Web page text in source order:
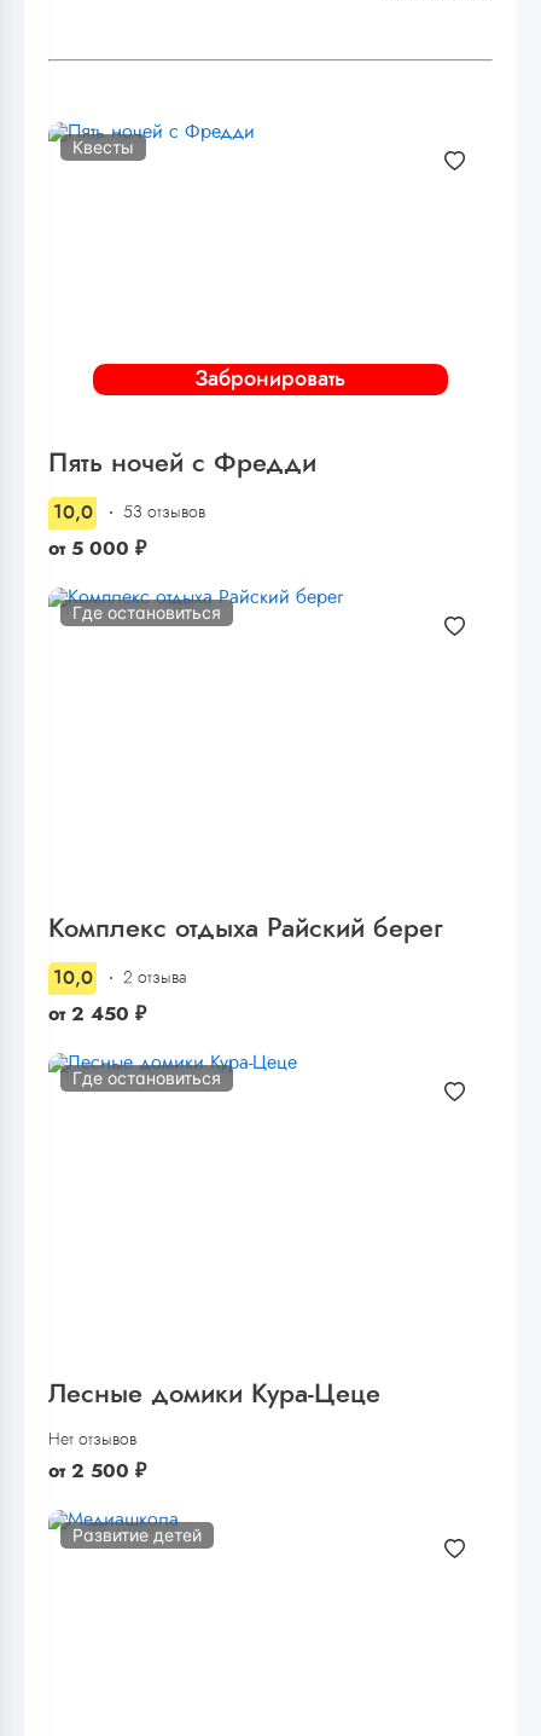
Забронировать
Квесты
Пять ночей с Фредди
10,0 53 отзывов
от 5 000 ₽
Где остановиться
Комплекс отдыха Райский берег
10,0 2 отзыва
от 2 450 ₽
Где остановиться
Лесные домики Кура-Цеце
Нет отзывов
от 2 500 ₽
Развитие детей